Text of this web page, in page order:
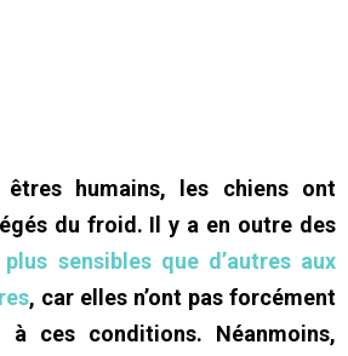
humains, les chiens ont
du froid. Il y a en outre des
sensibles que d’autres aux
, car elles n’ont pas forcément
à ces conditions. Néanmoins,